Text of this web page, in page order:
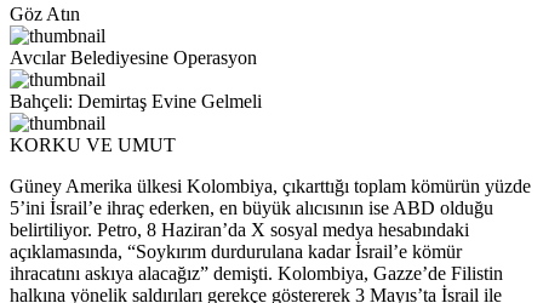
Göz Atın
Avcılar Belediyesine Operasyon
Bahçeli: Demirtaş Evine Gelmeli
KORKU VE UMUT
Güney Amerika ülkesi Kolombiya, çıkarttığı toplam kömürün yüzde
5’ini İsrail’e ihraç ederken, en büyük alıcısının ise ABD olduğu
belirtiliyor. Petro, 8 Haziran’da X sosyal medya hesabındaki
açıklamasında, “Soykırım durdurulana kadar İsrail’e kömür
ihracatını askıya alacağız” demişti. Kolombiya, Gazze’de Filistin
halkına yönelik saldırıları gerekçe göstererek 3 Mayıs’ta İsrail ile